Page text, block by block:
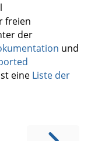
freien
der
und
eine Liste der